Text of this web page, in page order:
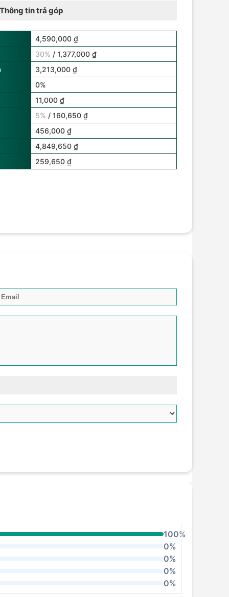
Thông tin trả góp
4,590,000 ₫
30% / 1,377,000 ₫
3,213,000 ₫
0%
11,000 ₫
5% / 160,650 ₫
456,000 ₫
4,849,650 ₫
259,650 ₫
100%
0%
0%
0%
0%